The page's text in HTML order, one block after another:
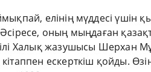
елінің мүддесі үшін
оның мыңдаған
Халық жазушысы Шерхан
ескерткіш қойды.